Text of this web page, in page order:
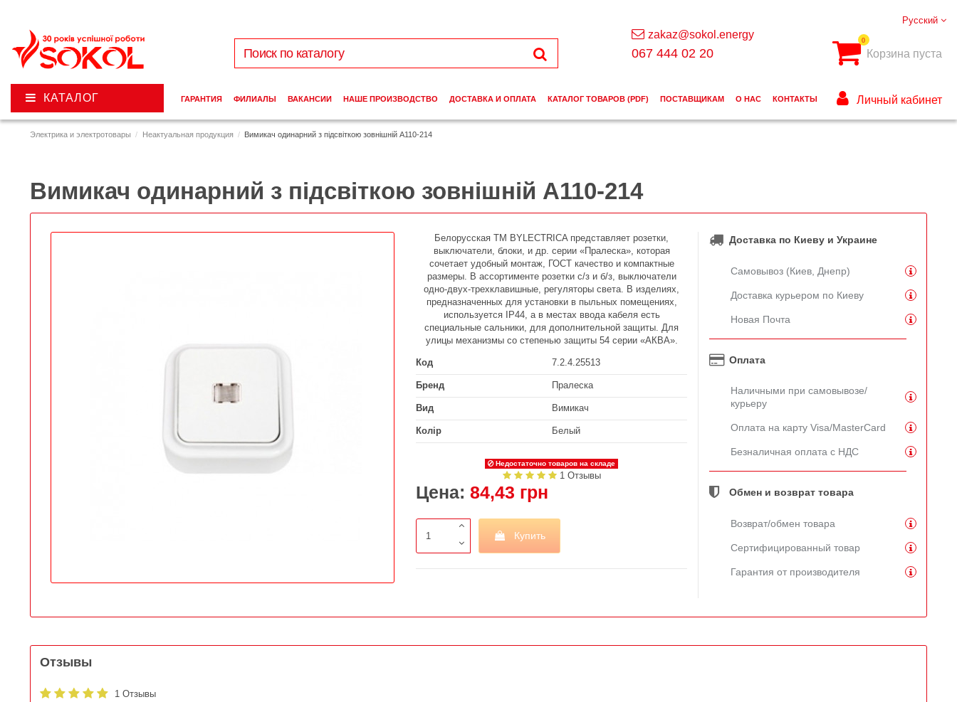
Электрика и электротовары Неактуальная продукция Вимикач одинарний з підсвіткою зовнішній А110-214
Вимикач одинарний з підсвіткою зовнішній А110-214
Белорусская ТМ BYLECTRICA представляет розетки,
выключатели, блоки, и др. серии «Пралеска», которая
сочетает удобный монтаж, ГОСТ качество и компактные
размеры. В ассортименте розетки с/з и б/з, выключатели
одно-двух-трехклавишные, регуляторы света. В изделиях,
предназначенных для установки в пыльных помещениях,
используется IP44, а в местах ввода кабеля есть
специальные сальники, для дополнительной защиты. Для
улицы механизмы со степенью защиты 54 серии «АКВА».
Код 7.2.4.25513
Бренд Пралеска
Вид Вимикач
Колір Белый
Недостаточно товаров на складе
1 Отзывы
Цена: 84,43 грн
Купить
Доставка по Киеву и Украине
Самовывоз (Киев, Днепр)
Доставка курьером по Киеву
Новая Почта
Оплата
Наличными при самовывозе/
курьеру
Оплата на карту Visa/MasterCard
Безналичная оплата с НДС
Обмен и возврат товара
Возврат/обмен товара
Сертифицированный товар
Гарантия от производителя
Отзывы
1 Отзывы
Русский
zakaz@sokol.energy
067 444 02 20
0
Корзина пуста
КАТАЛОГ ГАРАНТИЯ ФИЛИАЛЫ ВАКАНСИИ НАШЕ ПРОИЗВОДСТВО ДОСТАВКА И ОПЛАТА КАТАЛОГ ТОВАРОВ (PDF) ПОСТАВЩИКАМ О НАС КОНТАКТЫ Личный кабинет